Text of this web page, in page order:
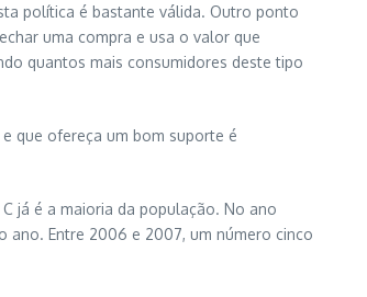
política é bastante válida. Outro ponto
uma compra e usa o valor que
quantos mais consumidores deste tipo
que ofereça um bom suporte é
já é a maioria da população. No ano
ano. Entre 2006 e 2007, um número cinco